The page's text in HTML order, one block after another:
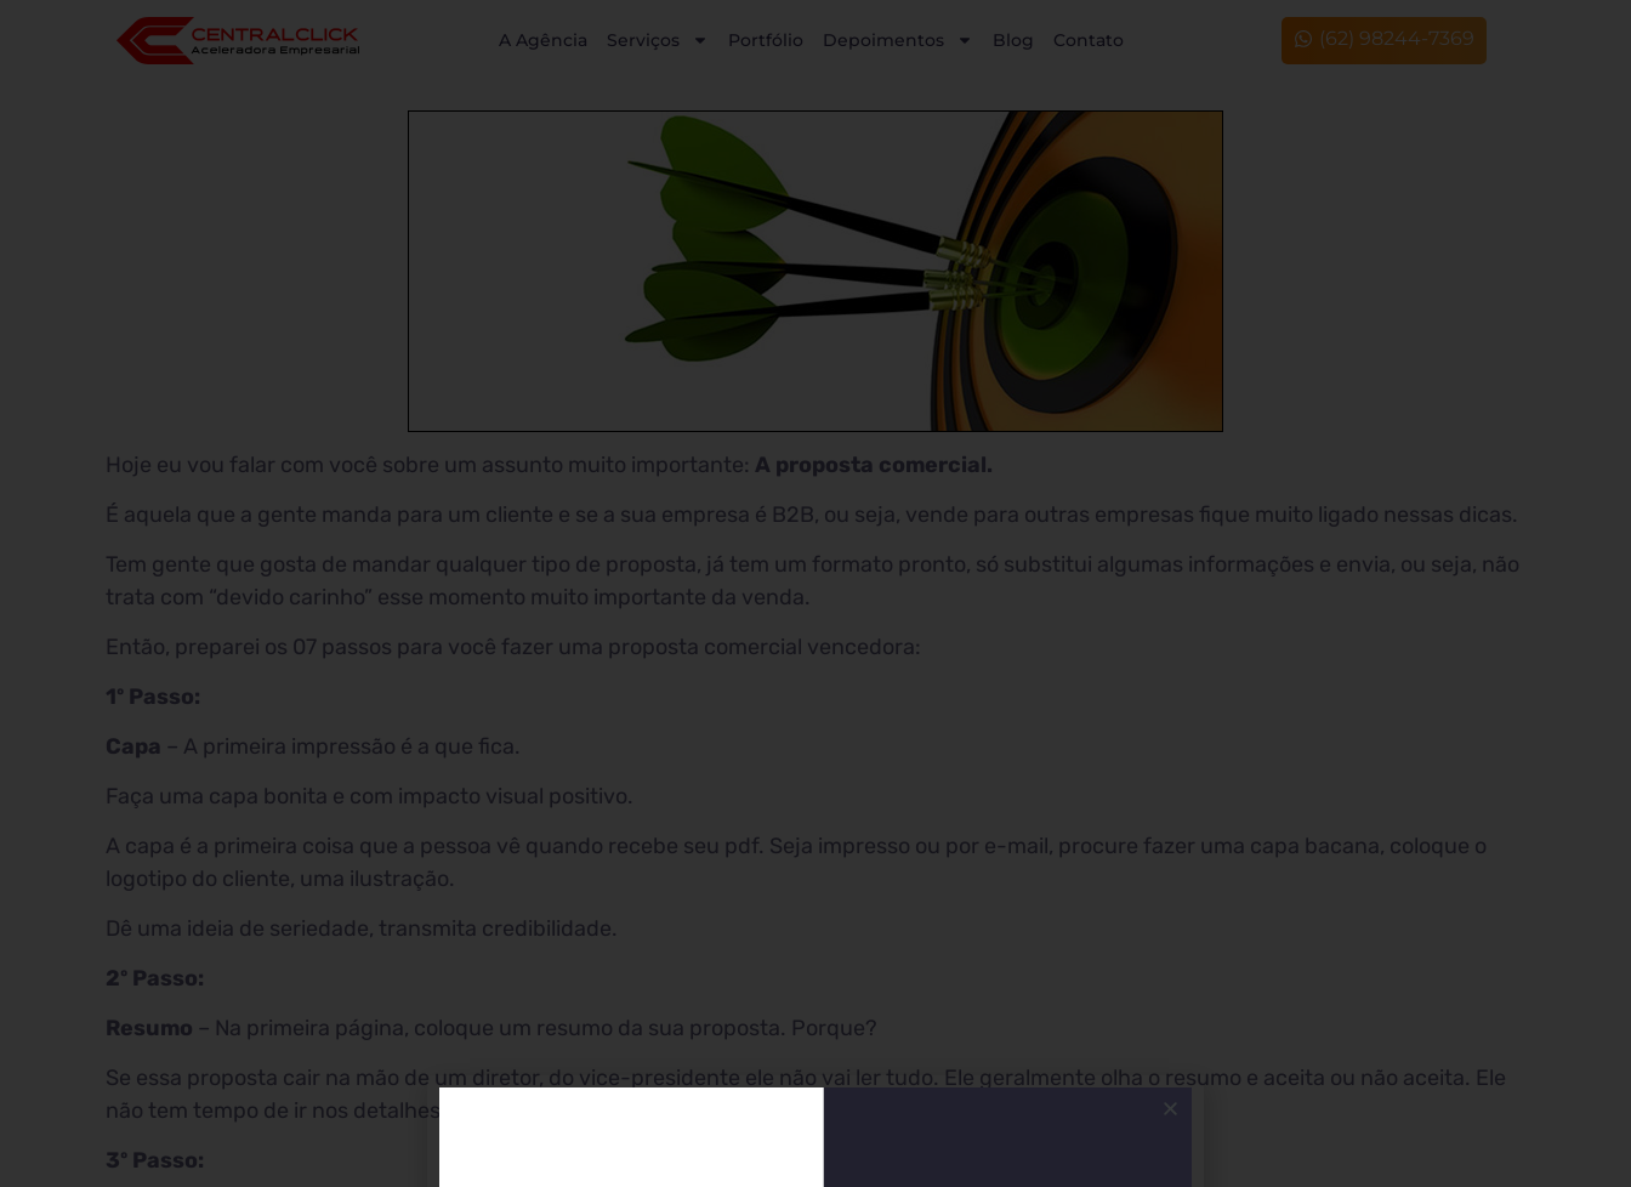
A Agência Serviços Portfólio Depoimentos Blog Contato (62) 98244-7369
Hoje eu vou falar com você sobre um assunto muito importante: A proposta comercial.
É aquela que a gente manda para um cliente e se a sua empresa é B2B, ou seja, vende para outras empresas fique muito ligado nessas dicas.
Tem gente que gosta de mandar qualquer tipo de proposta, já tem um formato pronto, só substitui algumas informações e envia, ou seja, não
trata com “devido carinho” esse momento muito importante da venda.
Então, preparei os 07 passos para você fazer uma proposta comercial vencedora:
1º Passo:
Capa – A primeira impressão é a que fica.
Faça uma capa bonita e com impacto visual positivo.
A capa é a primeira coisa que a pessoa vê quando recebe seu pdf. Seja impresso ou por e-mail, procure fazer uma capa bacana, coloque o
logotipo do cliente, uma ilustração.
Dê uma ideia de seriedade, transmita credibilidade.
2º Passo:
Resumo – Na primeira página, coloque um resumo da sua proposta. Porque?
Se essa proposta cair na mão de um diretor, do vice-presidente ele não vai ler tudo. Ele geralmente olha o resumo e aceita ou não aceita. Ele
não tem tempo de ir nos detalhes.
3º Passo: